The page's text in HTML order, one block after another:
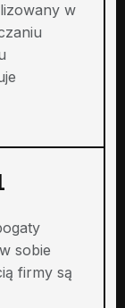
w
sobie
firmy są